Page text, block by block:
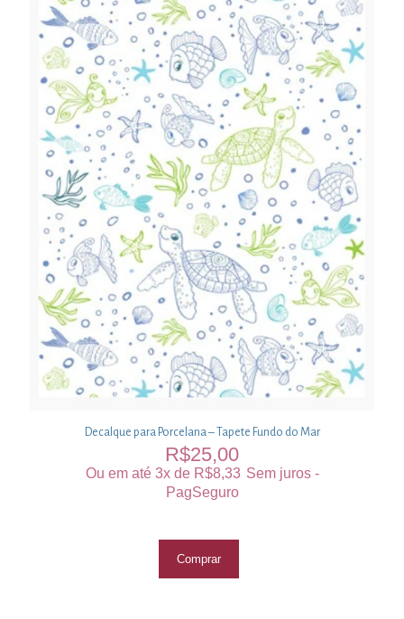
Decalque para Porcelana – Tapete Fundo do Mar
R$25,00
Ou em até 3x de R$8,33 Sem juros -
PagSeguro
Comprar